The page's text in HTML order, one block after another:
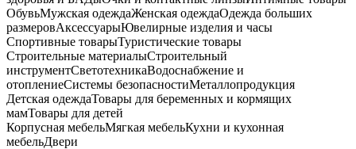
ОбувьМужская одеждаЖенская одеждаОдежда больших
размеровАксессуарыЮвелирные изделия и часы
Спортивные товарыТуристические товары
Строительные материалыСтроительный
инструментСветотехникаВодоснабжение и
отоплениеСистемы безопасностиМеталлопродукция
Детская одеждаТовары для беременных и кормящих
мамТовары для детей
Корпусная мебельМягкая мебельКухни и кухонная
мебельДвери